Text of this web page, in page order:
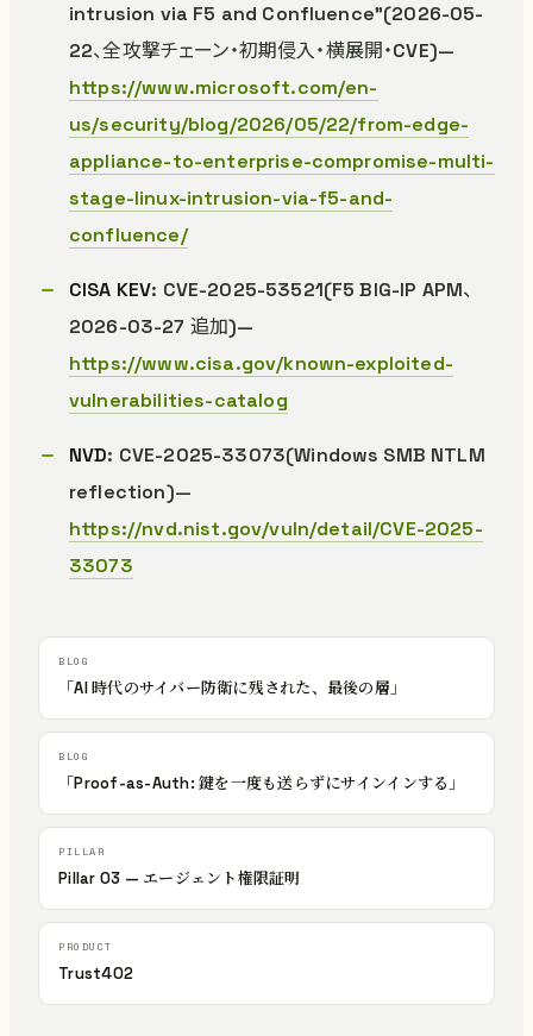
intrusion via F5 and Confluence”(2026-05-
22、全攻撃チェーン・初期侵入・横展開・CVE)—
https://www.microsoft.com/en-
us/security/blog/2026/05/22/from-edge-
appliance-to-enterprise-compromise-multi-
stage-linux-intrusion-via-f5-and-
confluence/
CISA KEV: CVE-2025-53521(F5 BIG-IP APM、
2026-03-27 追加)—
https://www.cisa.gov/known-exploited-
vulnerabilities-catalog
NVD: CVE-2025-33073(Windows SMB NTLM
reflection)—
https://nvd.nist.gov/vuln/detail/CVE-2025-
33073
「AI 時代のサイバー防衛に残された、最後の層」
「Proof-as-Auth: 鍵を一度も送らずにサインインする」
Pillar 03 — エージェント権限証明
Trust402